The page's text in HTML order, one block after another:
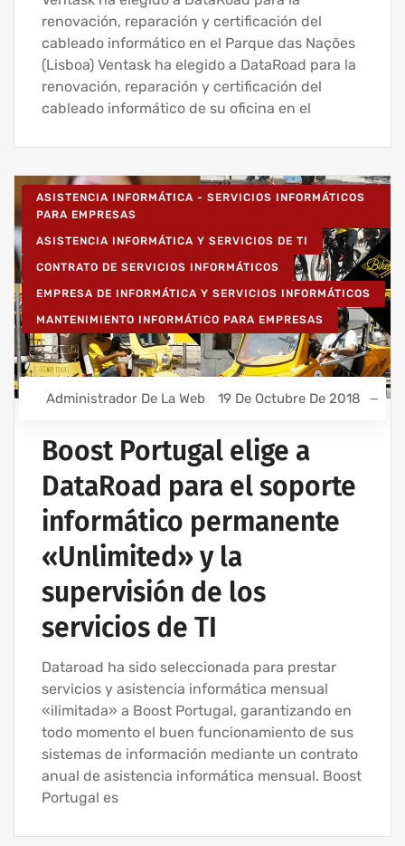
renovación, reparación y certificación del
cableado informático en el Parque das Nações
(Lisboa) Ventask ha elegido a DataRoad para la
renovación, reparación y certificación del
cableado informático de su oficina en el
ASISTENCIA INFORMÁTICA - SERVICIOS INFORMÁTICOS
PARA EMPRESAS
ASISTENCIA INFORMÁTICA Y SERVICIOS DE TI
CONTRATO DE SERVICIOS INFORMÁTICOS
EMPRESA DE INFORMÁTICA Y SERVICIOS INFORMÁTICOS
MANTENIMIENTO INFORMÁTICO PARA EMPRESAS
Administrador De La Web 19 De Octubre De 2018
Boost Portugal elige a
DataRoad para el soporte
informático permanente
«Unlimited» y la
supervisión de los
servicios de TI
Dataroad ha sido seleccionada para prestar
servicios y asistencia informática mensual
«ilimitada» a Boost Portugal, garantizando en
todo momento el buen funcionamiento de sus
sistemas de información mediante un contrato
anual de asistencia informática mensual. Boost
Portugal es